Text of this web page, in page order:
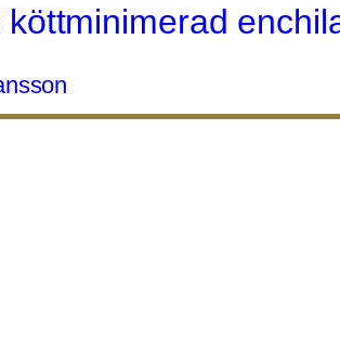
köttminimerad